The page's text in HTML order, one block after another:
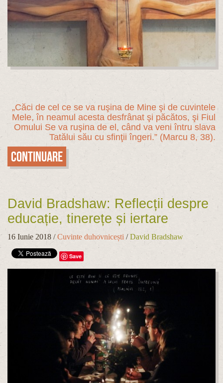
„Căci de cel ce se va ruşina de Mine şi de cuvintele
Mele, în neamul acesta desfrânat şi păcătos, şi Fiul
Omului Se va ruşina de el, când va veni întru slava
Tatălui său cu sfinţii îngeri.” (Marcu 8, 38).
Continuare
David Bradshaw: Reflecții despre
educație, tinerețe și iertare
16 Iunie 2018 /Cuvinte duhovnicești /David Bradshaw
Save